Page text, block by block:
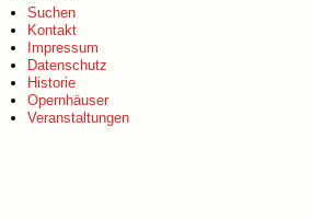
Suchen
Kontakt
Impressum
Datenschutz
Historie
Opernhäuser
Veranstaltungen